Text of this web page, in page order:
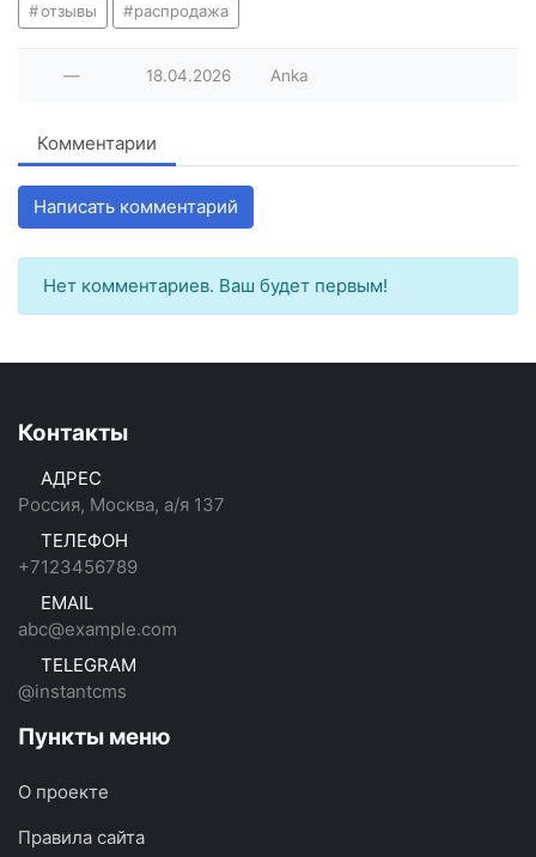
отзывы распродажа
— 18.04.2026 Anka
Комментарии
Написать комментарий
Нет комментариев. Ваш будет первым!
Контакты
АДРЕС
Россия, Москва, а/я 137
ТЕЛЕФОН
+7123456789
EMAIL
abc@example.com
TELEGRAM
@instantcms
Пункты меню
О проекте
Правила сайта